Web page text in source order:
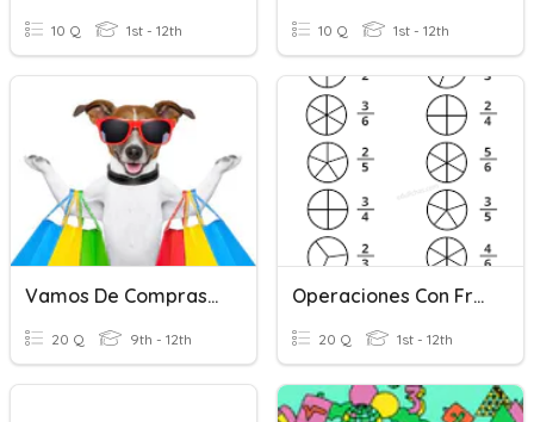
10 Q 1st - 12th 10 Q 1st - 12th
Vamos De Compras...
20 Q 9th - 12th
Operaciones Con Fracciones
20 Q 1st - 12th